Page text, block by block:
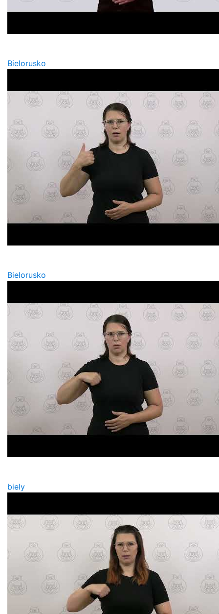
Bielorusko
Bielorusko
biely